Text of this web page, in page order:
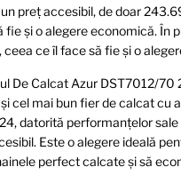
preț accesibil, de doar
fie și o alegere economică. În
ceea ce îl face să fie și o
De Calcat Azur DST7012/
cel mai bun fier de calcat cu
datorită performanțelor
Este o alegere ideală
perfect calcate și să